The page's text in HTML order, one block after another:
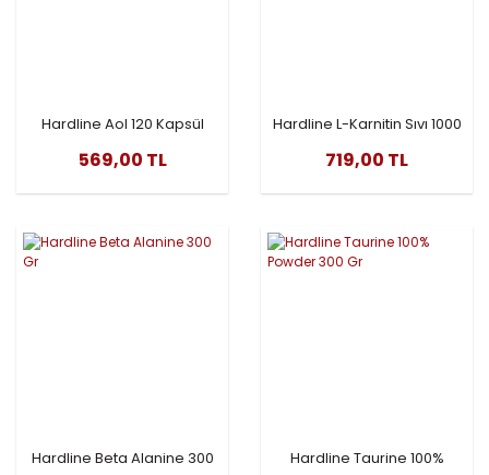
Hardline Aol 120 Kapsül
569,00 TL
Hardline L-Karnitin Sıvı 1000
mL
719,00 TL
Hardline Beta Alanine 300
Hardline Taurine 100%